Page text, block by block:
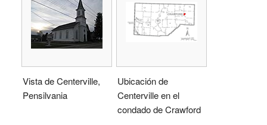
Vista de Centerville,
Pensilvania
Ubicación de
Centerville en el
condado de Crawford